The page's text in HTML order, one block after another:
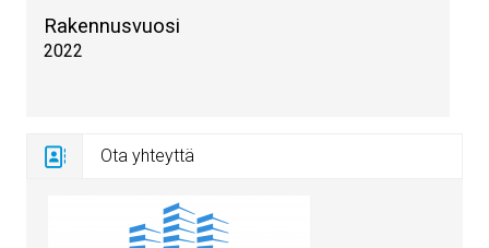
Rakennusvuosi
2022
Ota yhteyttä